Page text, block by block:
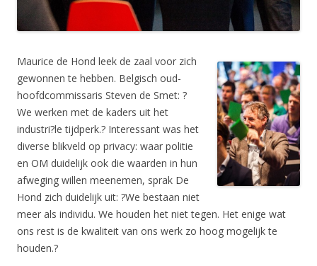
Maurice de Hond leek de zaal voor zich
gewonnen te hebben. Belgisch oud-
hoofdcommissaris Steven de Smet: ?
We werken met de kaders uit het
industri?le tijdperk.? Interessant was het
diverse blikveld op privacy: waar politie
en OM duidelijk ook die waarden in hun
afweging willen meenemen, sprak De
Hond zich duidelijk uit: ?We bestaan niet
meer als individu. We houden het niet tegen. Het enige wat
ons rest is de kwaliteit van ons werk zo hoog mogelijk te
houden.?